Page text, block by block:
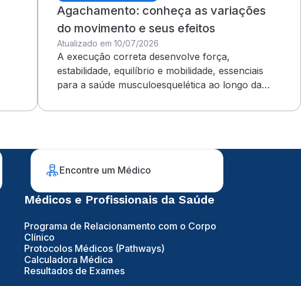
Agachamento: conheça as variações
do movimento e seus efeitos
Atualizado em 10/07/2026
A execução correta desenvolve força,
estabilidade, equilíbrio e mobilidade, essenciais
para a saúde musculoesquelética ao longo da
Encontre um Médico
Médicos e Profissionais da Saúde
Programa de Relacionamento com o Corpo
Clínico
Protocolos Médicos (Pathways)
Calculadora Médica
Resultados de Exames